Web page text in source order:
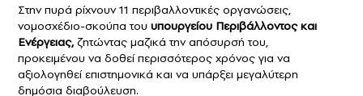
Στην πυρά ρίχνουν 11 περιβαλλοντικές οργανώσεις,
νομοσχέδιο-σκούπα του υπουργείου Περιβάλλοντος και
Ενέργειας,ζητώντας μαζικά την απόσυρσή του,
προκειμένου να δοθεί περισσότερος χρόνος για να
αξιολογηθεί επιστημονικά και να υπάρξει μεγαλύτερη
δημόσια διαβούλευση.